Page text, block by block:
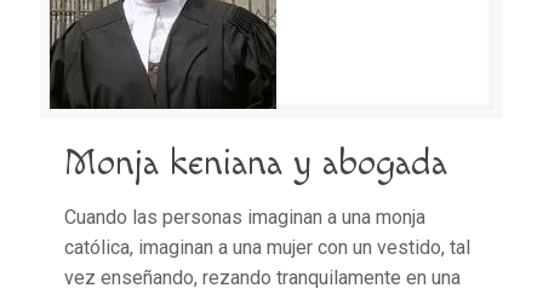
Monja keniana y abogada
Cuando las personas imaginan a una monja
católica, imaginan a una mujer con un vestido, tal
vez enseñando, rezando tranquilamente en una